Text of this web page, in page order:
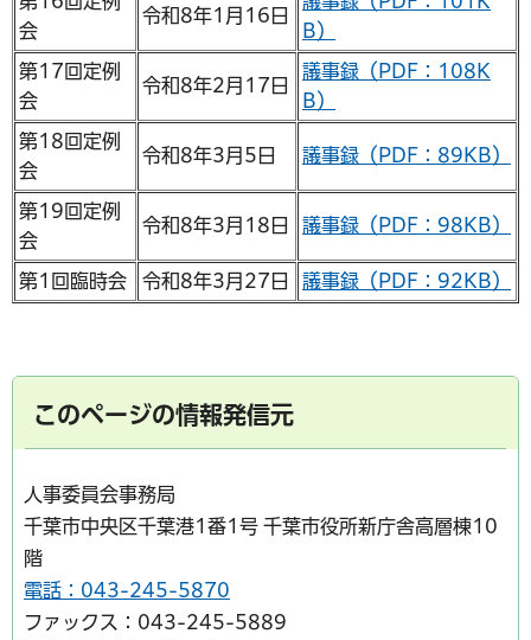
会
令和8年1月16日
B）
第17回定例
会
令和8年2月17日
議事録（PDF：108K
B）
第18回定例
会
令和8年3月5日 議事録（PDF：89KB）
第19回定例
会
令和8年3月18日 議事録（PDF：98KB）
第1回臨時会 令和8年3月27日 議事録（PDF：92KB）
このページの情報発信元
人事委員会事務局
千葉市中央区千葉港1番1号 千葉市役所新庁舎高層棟10
階
電話：043-245-5870
ファックス：043-245-5889